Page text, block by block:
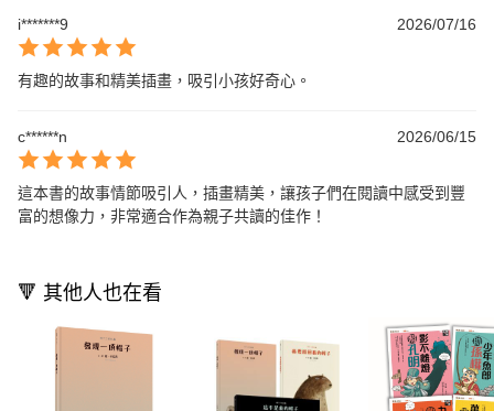
i*******9
2026/07/16
有趣的故事和精美插畫，吸引小孩好奇心。
c******n 2026/06/15
這本書的故事情節吸引人，插畫精美，讓孩子們在閱讀中感受到豐
富的想像力，非常適合作為親子共讀的佳作！
🔻 其他人也在看